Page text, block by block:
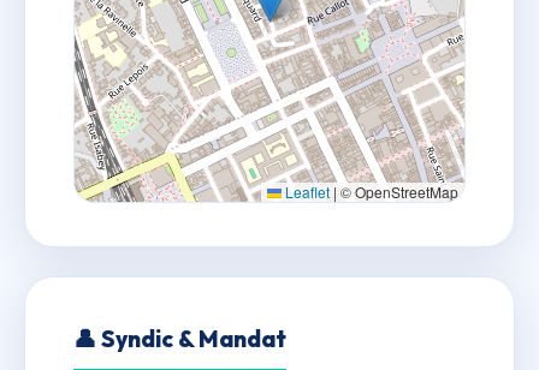
Leaflet | © OpenStreetMap
👤 Syndic & Mandat